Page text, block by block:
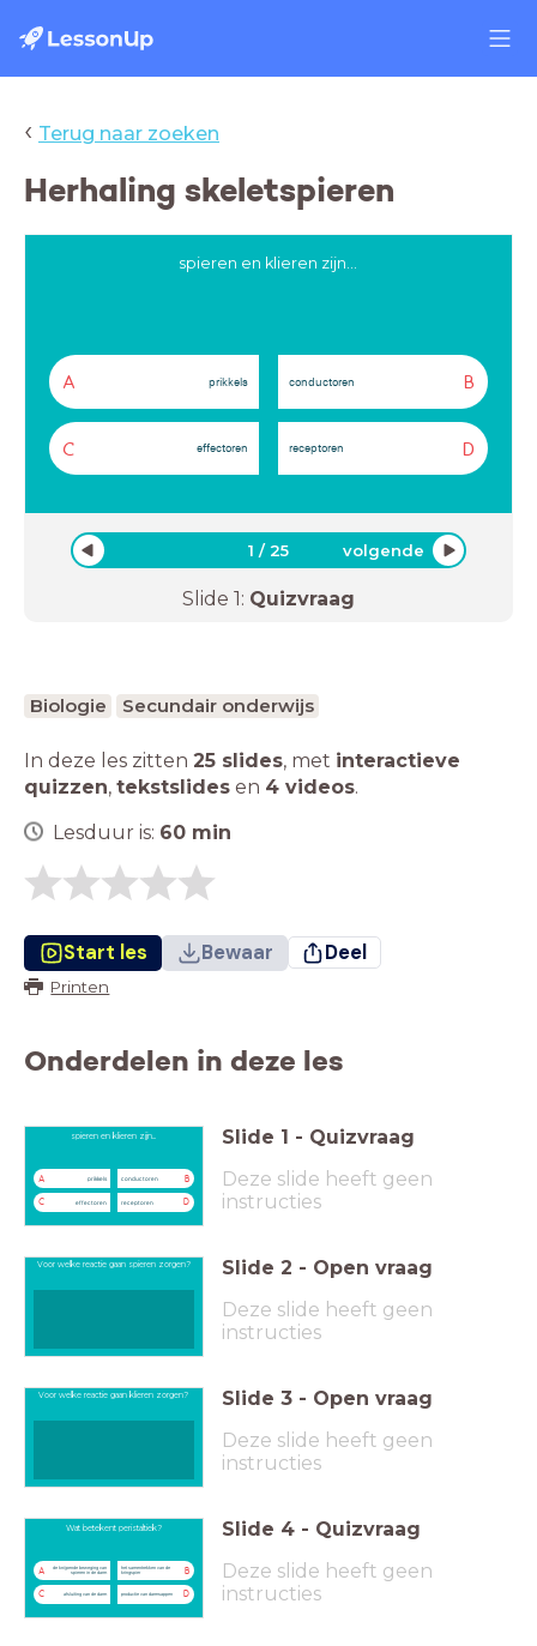
‹ Terug naar zoeken
Herhaling skeletspieren
spieren en klieren zijn...
A prikkels B
conductoren
C effectoren D
receptoren
1 /25 volgende
Slide 1: Quizvraag
Biologie Secundair onderwijs
In deze les zitten 25 slides, met interactieve
quizzen, tekstslides en 4 videos.
Lesduur is: 60 min
Start les Bewaar Deel
Printen
Onderdelen in deze les
spieren en klieren zijn...
A prikkels B
conductoren
C effectoren D
receptoren
Slide 1 - Quizvraag
Deze slide heeft geen
instructies
Voor welke reactie gaan spieren zorgen? Slide 2 - Open vraag
Deze slide heeft geen
instructies
Voor welke reactie gaan klieren zorgen? Slide 3 - Open vraag
Deze slide heeft geen
instructies
Wat betekent peristaltiek?
A
de knijpende beweging van
spieren in de darm
B
het samentrekken van de
kringspier
C afsluiting van de darm D
productie van darmsappen
Slide 4 - Quizvraag
Deze slide heeft geen
instructies